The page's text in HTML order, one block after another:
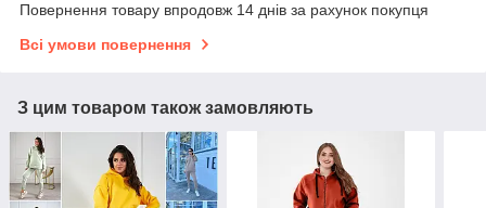
Повернення товару впродовж 14 днів за рахунок покупця
Всі умови повернення
З цим товаром також замовляють